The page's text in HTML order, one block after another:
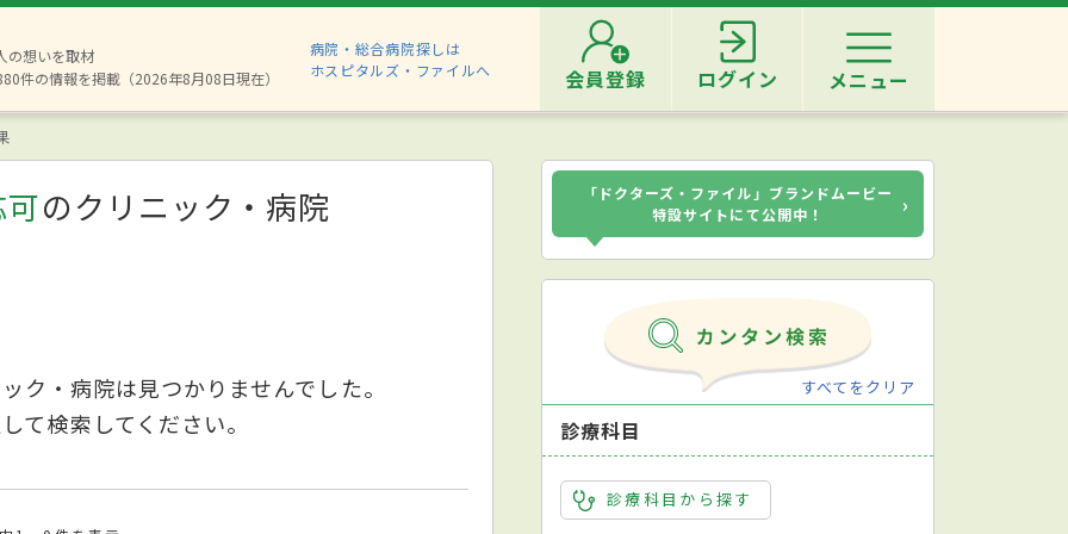
の想いを取材
件の情報を掲載（2026年8月08日現在）
病院・総合病院探しは
ホスピタルズ・ファイルへ
会員登録 ログイン メニュー
のクリニック・病院
ク・病院は見つかりませんでした。
て検索してください。
「ドクターズ・ファイル」ブランドムービー
特設サイトにて公開中！
›
すべてをクリア
診療科目
診療科目から探す